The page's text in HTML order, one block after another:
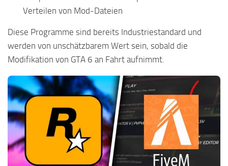
Verteilen von Mod-Dateien
Diese Programme sind bereits Industriestandard und
werden von unschätzbarem Wert sein, sobald die
Modifikation von GTA 6 an Fahrt aufnimmt.